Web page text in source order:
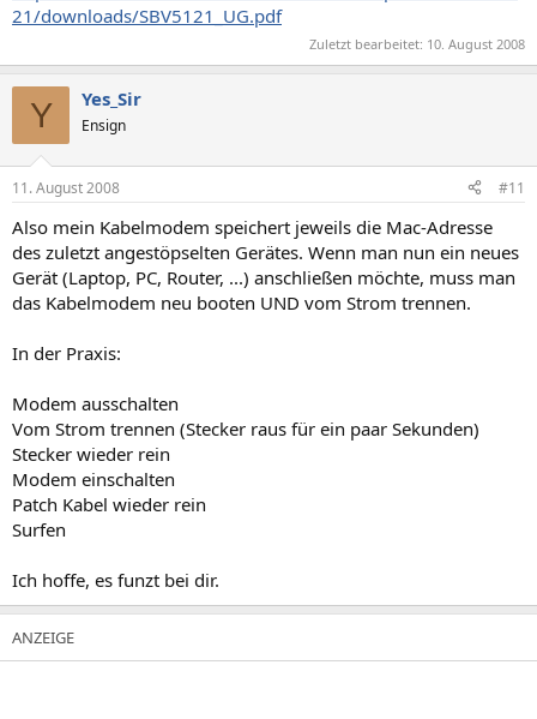
21/downloads/SBV5121_UG.pdf
Zuletzt bearbeitet: 10. August 2008
Y Yes_Sir
Ensign
11. August 2008 #11
Also mein Kabelmodem speichert jeweils die Mac-Adresse
des zuletzt angestöpselten Gerätes. Wenn man nun ein neues
Gerät (Laptop, PC, Router, ...) anschließen möchte, muss man
das Kabelmodem neu booten UND vom Strom trennen.
In der Praxis:
Modem ausschalten
Vom Strom trennen (Stecker raus für ein paar Sekunden)
Stecker wieder rein
Modem einschalten
Patch Kabel wieder rein
Surfen
Ich hoffe, es funzt bei dir.